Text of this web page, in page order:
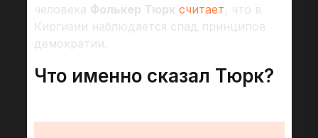
человека Фолькер Тюрк считает, что в
Киргизии наблюдается спад принципов
демократии.
Что именно сказал Тюрк?